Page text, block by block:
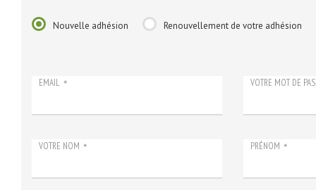
Nouvelle adhésion Renouvellement de votre adhésion
EMAIL * VOTRE MOT DE
VOTRE NOM * PRÉNOM *